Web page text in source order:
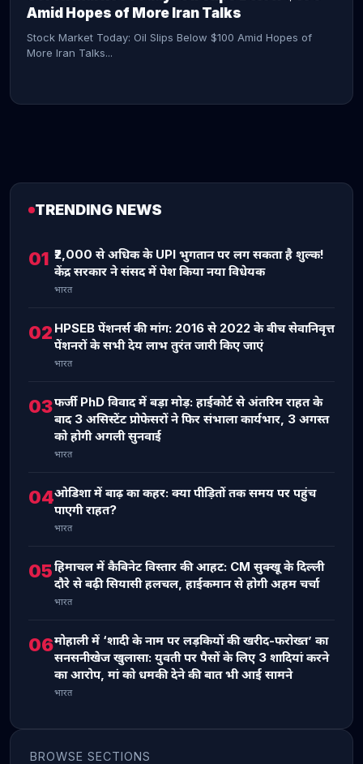
Amid Hopes of More Iran Talks
Stock Market Today: Oil Slips Below $100 Amid Hopes of
More Iran Talks...
TRENDING NEWS
01 ₹2,000 से अधिक के UPI भुगतान पर लग सकता है शुल्क!
केंद्र सरकार ने संसद में पेश किया नया विधेयक
भारत
02 HPSEB पेंशनर्स की मांग: 2016 से 2022 के बीच सेवानिवृत्त
पेंशनरों के सभी देय लाभ तुरंत जारी किए जाएं
भारत
03फर्जी PhD विवाद में बड़ा मोड़: हाईकोर्ट से अंतरिम राहत के
बाद 3 असिस्टेंट प्रोफेसरों ने फिर संभाला कार्यभार, 3 अगस्त
को होगी अगली सुनवाई
भारत
04ओडिशा में बाढ़ का कहर: क्या पीड़ितों तक समय पर पहुंच
पाएगी राहत?
भारत
05हिमाचल में कैबिनेट विस्तार की आहट: CM सुक्खू के दिल्ली
दौरे से बढ़ी सियासी हलचल, हाईकमान से होगी अहम चर्चा
भारत
06मोहाली में ‘शादी के नाम पर लड़कियों की खरीद-फरोख्त’ का
सनसनीखेज खुलासा: युवती पर पैसों के लिए 3 शादियां करने
का आरोप, मां को धमकी देने की बात भी आई सामने
भारत
BROWSE SECTIONS